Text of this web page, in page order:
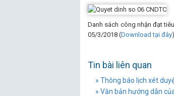
Danh sách công nhận đạt
05/3/2018 (Download tại đây).
Tin bài liên quan
» Thông báo lịch xét
» Văn bản hướng dẫn